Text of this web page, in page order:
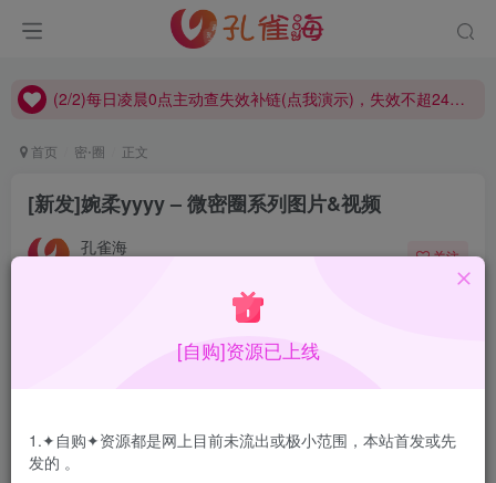
(2/2)每日凌晨0点主动查失效补链(点我演示)，失效不超24小时，
(2/2)每日凌晨0点主动查失效补链(点我演示)，失效不超24小时，
首页 密⋅圈 正文
[新发]婉柔yyyy – 微密圈系列图片&视频
孔雀海 关注
婉柔yyyy，是一名主播，圈子作品不露脸但是可以去看她的
直播，妹子身材非常好，作品也很有诱惑力。
特别提示：稀有资源，极少流出。
[自购]资源已上线
1.✦自购✦资源都是网上目前未流出或极小范围，本站首发或先
发的 。